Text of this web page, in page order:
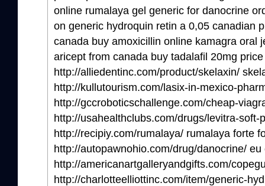
online rumalaya gel generic for danocrine
on generic hydroquin retin a 0,05 canadian
canada buy amoxicillin online kamagra oral
aricept from canada buy tadalafil 20mg
http://alliedentinc.com/product/skelaxin/
http://kullutourism.com/lasix-in-mexico-
http://gccroboticschallenge.com/cheap-
http://usahealthclubs.com/drugs/levitra-
http://recipiy.com/rumalaya/ rumalaya forte
http://autopawnohio.com/drug/danocrine/ eu
http://americanartgalleryandgifts.com/
http://charlotteelliottinc.com/item/generic-